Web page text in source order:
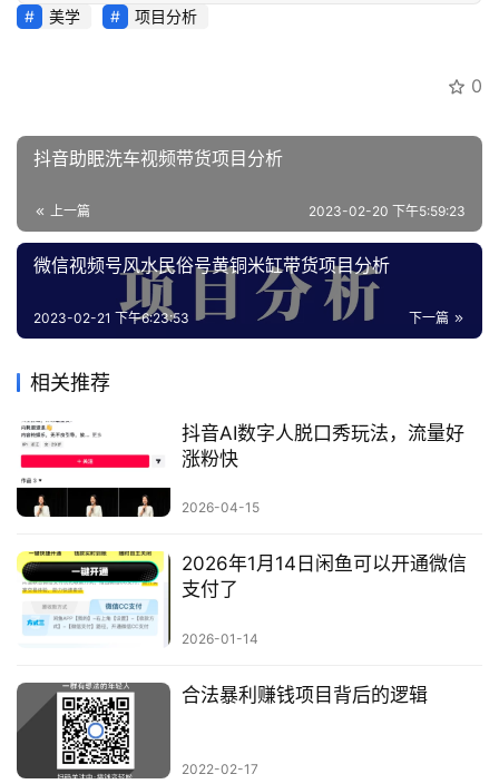
美学 项目分析
0
抖音助眠洗车视频带货项目分析
上一篇 2023-02-20 下午5:59:23
微信视频号风水民俗号黄铜米缸带货项目分析
下一篇
2023-02-21 下午6:23:53
相关推荐
抖音AI数字人脱口秀玩法，流量好
涨粉快
2026-04-15
2026年1月14日闲鱼可以开通微信
支付了
2026-01-14
合法暴利赚钱项目背后的逻辑
2022-02-17